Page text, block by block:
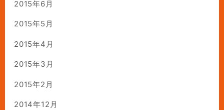
2015年6月
2015年5月
2015年4月
2015年3月
2015年2月
2014年12月